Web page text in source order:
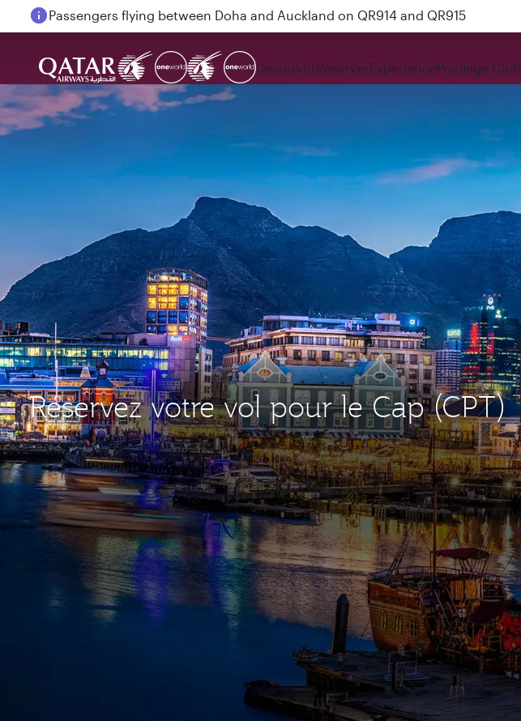
Passengers flying between Doha and Auckland on QR914 and QR915
DécouvrirRéserverExpériencePrivilege Club
Réservez votre vol pour le Cap (CPT)